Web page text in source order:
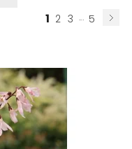
1 2 3 ... 5